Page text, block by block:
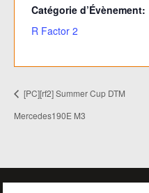
Catégorie d’Évènement:
R Factor 2
[PC][rf2] Summer Cup DTM
Mercedes190E M3